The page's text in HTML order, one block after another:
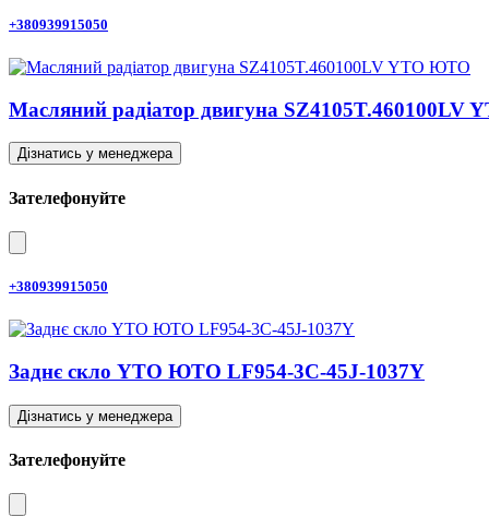
+380939915050
Масляний радіатор двигуна SZ4105T.460100LV
Дізнатись у менеджера
Зателефонуйте
+380939915050
Заднє скло YTO ЮТО LF954-3C-45J-1037Y
Дізнатись у менеджера
Зателефонуйте